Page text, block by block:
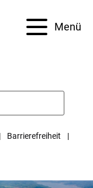
Menü
Barrierefreiheit